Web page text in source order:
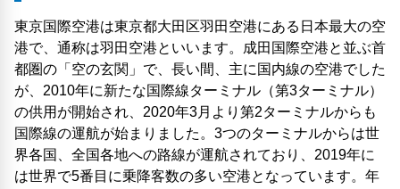
東京国際空港は東京都大田区羽田空港にある日本最大の空
港で、通称は羽田空港といいます。成田国際空港と並ぶ首
都圏の「空の玄関」で、長い間、主に国内線の空港でした
が、2010年に新たな国際線ターミナル（第3ターミナル）
の供用が開始され、2020年3月より第2ターミナルからも
国際線の運航が始まりました。3つのターミナルからは世
界各国、全国各地への路線が運航されており、2019年に
は世界で5番目に乗降客数の多い空港となっています。年